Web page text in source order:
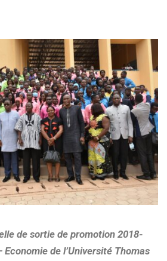
de sortie de promotion 2018-
de l’Université Thomas